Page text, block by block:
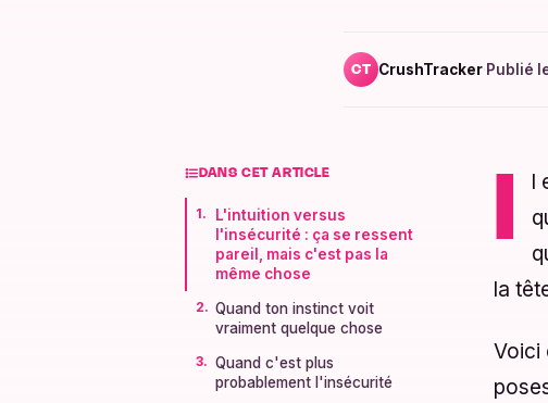
CT CrushTracker·Publié
DANS CET ARTICLE
L'intuition versus
l'insécurité : ça se ressent
pareil, mais c'est pas la
même chose
Quand ton instinct voit
vraiment quelque chose
Quand c'est plus
probablement l'insécurité
la
Voici